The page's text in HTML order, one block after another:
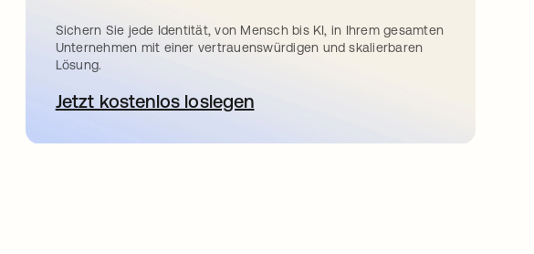
Sichern Sie jede Identität, von Mensch bis KI, in Ihrem gesamten
Unternehmen mit einer vertrauenswürdigen und skalierbaren
Lösung.
Jetzt kostenlos loslegenwird in einer neuen Registerkarte geöffnet